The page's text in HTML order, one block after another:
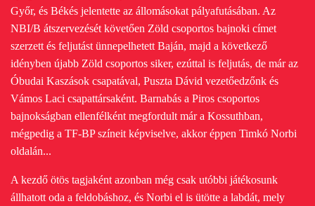
Győr, és Békés jelentette az állomásokat pályafutásában. Az
NBI/B átszervezését követően Zöld csoportos bajnoki címet
szerzett és feljutást ünnepelhetett Baján, majd a következő
idényben újabb Zöld csoportos siker, ezúttal is feljutás, de már az
Óbudai Kaszások csapatával, Puszta Dávid vezetőedzőnk és
Vámos Laci csapattársaként. Barnabás a Piros csoportos
bajnokságban ellenfélként megfordult már a Kossuthban,
mégpedig a TF-BP színeit képviselve, akkor éppen Timkó Norbi
oldalán...
A kezdő ötös tagjaként azonban még csak utóbbi játékosunk
állhatott oda a feldobáshoz, és Norbi el is ütötte a labdát, mely